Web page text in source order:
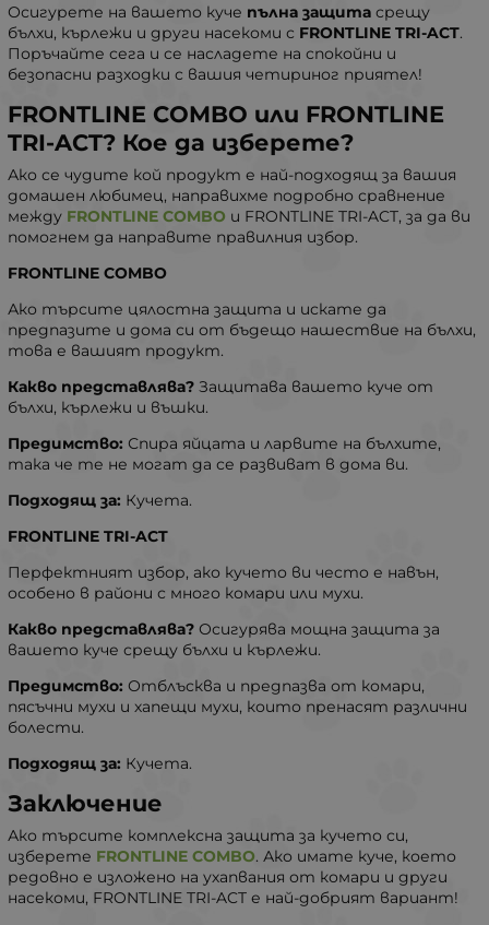
Осигурете на вашето куче пълна защита срещу
бълхи, кърлежи и други насекоми с FRONTLINE TRI-ACT.
Поръчайте сега и се насладете на спокойни и
безопасни разходки с вашия четириног приятел!
FRONTLINE COMBO или FRONTLINE
TRI-ACT? Кое да изберете?
Ако се чудите кой продукт е най-подходящ за вашия
домашен любимец, направихме подробно сравнение
между FRONTLINE COMBO и FRONTLINE TRI-ACT, за да ви
помогнем да направите правилния избор.
FRONTLINE COMBO
Ако търсите цялостна защита и искате да
предпазите и дома си от бъдещо нашествие на бълхи,
това е вашият продукт.
Какво представлява? Защитава вашето куче от
бълхи, кърлежи и въшки.
Предимство: Спира яйцата и ларвите на бълхите,
така че те не могат да се развиват в дома ви.
Подходящ за: Кучета.
FRONTLINE TRI-ACT
Перфектният избор, ако кучето ви често е навън,
особено в райони с много комари или мухи.
Какво представлява? Осигурява мощна защита за
вашето куче срещу бълхи и кърлежи.
Предимство: Отблъсква и предпазва от комари,
пясъчни мухи и хапещи мухи, които пренасят различни
болести.
Подходящ за: Кучета.
Заключение
Ако търсите комплексна защита за кучето си,
изберете FRONTLINE COMBO. Ако имате куче, което
редовно е изложено на ухапвания от комари и други
насекоми, FRONTLINE TRI-ACT е най-добрият вариант!